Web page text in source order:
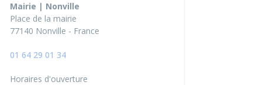
Mairie | Nonville
Place de la mairie
77140 Nonville - France
01 64 29 01 34
Horaires d'ouverture